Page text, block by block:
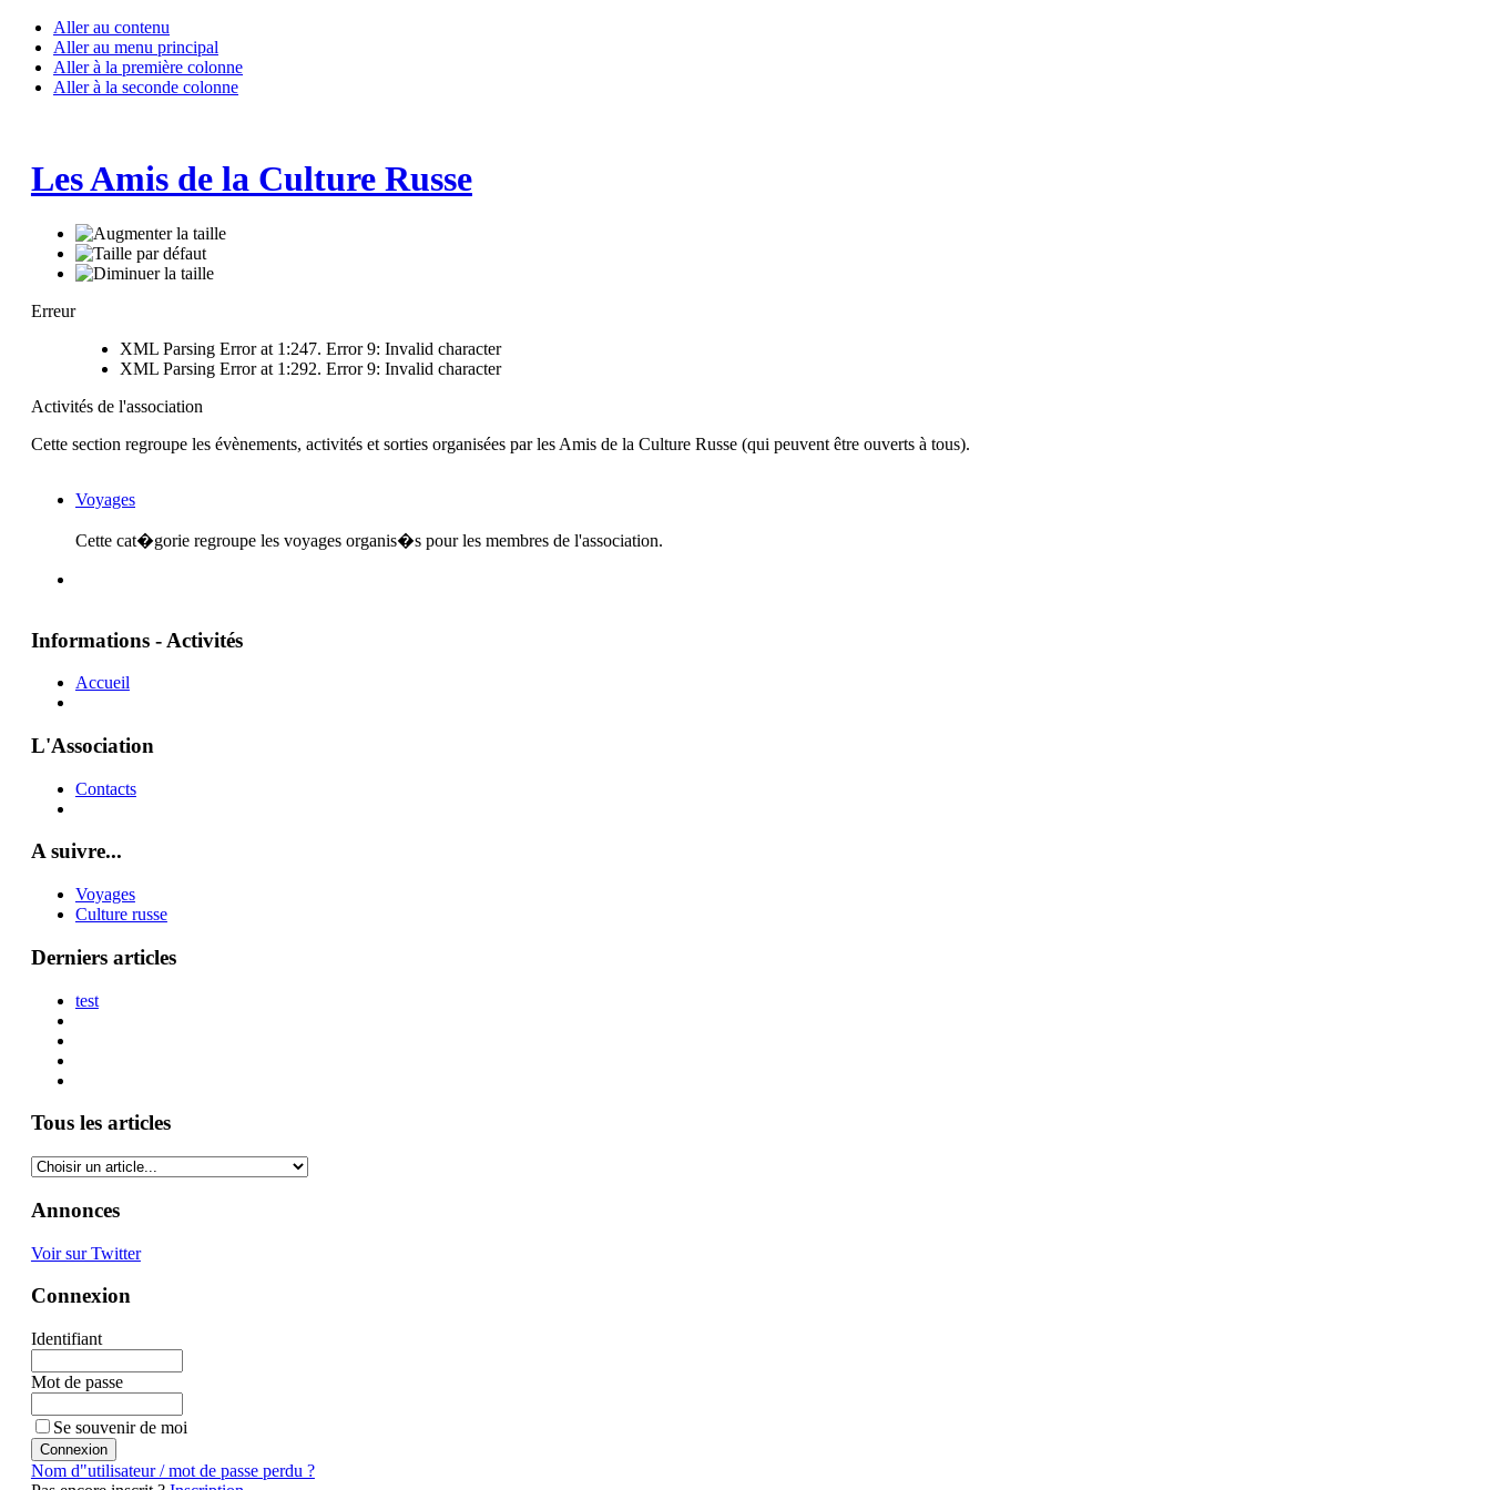
Aller au contenu
Aller au menu principal
Aller à la première colonne
Aller à la seconde colonne
Les Amis de la Culture Russe
Erreur
XML Parsing Error at 1:247. Error 9: Invalid character
XML Parsing Error at 1:292. Error 9: Invalid character
Activités de l'association
Cette section regroupe les évènements, activités et sorties organisées par les Amis de la Culture Russe (qui peuvent être ouverts à tous).
Voyages
Cette cat�gorie regroupe les voyages organis�s pour les membres de l'association.
Informations - Activités
Accueil
L'Association
Contacts
A suivre...
Voyages
Culture russe
Derniers articles
test
Tous les articles
Annonces
Voir sur Twitter
Connexion
Identifiant
Mot de passe
Se souvenir de moi
Nom d"utilisateur / mot de passe perdu ?